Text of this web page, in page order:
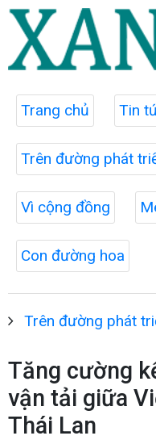
Trang chủ Tin
Trên đường phát
Vì cộng đồng
Con đường hoa
Trên đường phát
Tăng cường
vận tải giữa
Thái Lan